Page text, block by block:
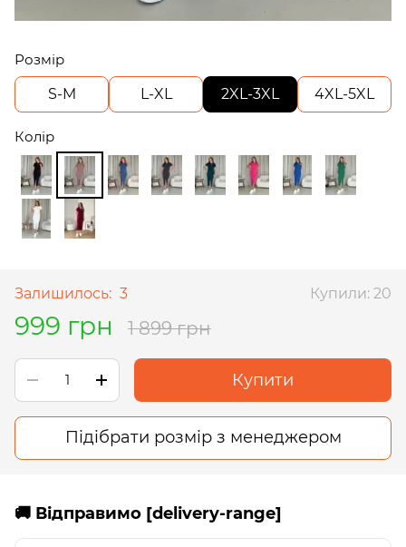
Розмір
S-M
L-XL 2XL-3XL 4XL-5XL
Колір
Залишилось: 3 Купили: 20
999 грн 1 899 грн
Купити
Підібрати розмір з менеджером
🚚 Відправимо [delivery-range]